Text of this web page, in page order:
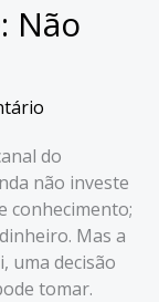
Não
do
não investe
conhecimento;
Mas a
uma decisão
tomar.